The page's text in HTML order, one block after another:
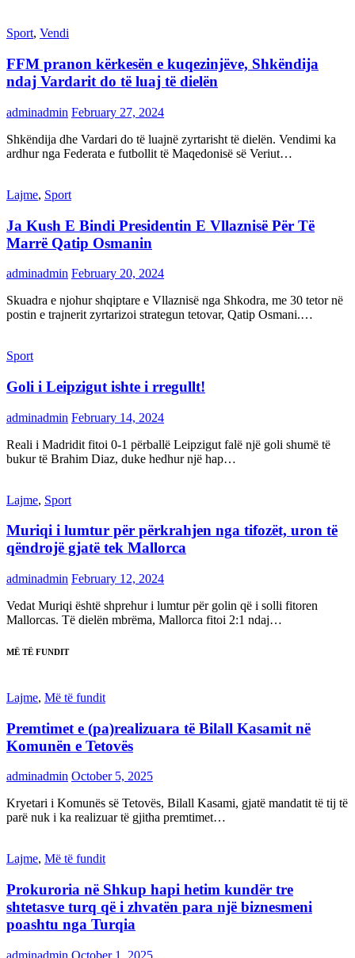
Sport, Vendi
FFM pranon kërkesën e kuqezinjëve, Shkëndija
ndaj Vardarit do të luaj të dielën
adminadmin February 27, 2024
Shkëndija dhe Vardari do të luajnë zyrtarisht të dielën. Vendimi ka
ardhur nga Federata e futbollit të Maqedonisë së Veriut…
Lajme, Sport
Ja Kush E Bindi Presidentin E Vllaznisë Për Të
Marrë Qatip Osmanin
adminadmin February 20, 2024
Skuadra e njohur shqiptare e Vllaznisë nga Shkodra, me 30 tetor në
postin e trajnerit zyrtarizoi strategun tetovar, Qatip Osmani.…
Sport
Goli i Leipzigut ishte i rregullt!
adminadmin February 14, 2024
Reali i Madridit fitoi 0-1 përballë Leipzigut falë një goli shumë të
bukur të Brahim Diaz, duke hedhur një hap…
Lajme, Sport
Muriqi i lumtur për përkrahjen nga tifozët, uron të
qëndrojë gjatë tek Mallorca
adminadmin February 12, 2024
Vedat Muriqi është shprehur i lumtur për golin që i solli fitoren
Mallorcas. Të dielën mbrëma, Mallorca fitoi 2:1 ndaj…
MË TË FUNDIT
Lajme, Më të fundit
Premtimet e (pa)realizuara të Bilall Kasamit në
Komunën e Tetovës
adminadmin October 5, 2025
Kryetari i Komunës së Tetovës, Bilall Kasami, gjatë mandatit të tij të
parë nuk i ka realizuar të gjitha premtimet…
Lajme, Më të fundit
Prokuroria në Shkup hapi hetim kundër tre
shtetasve turq që i zhvatën para një biznesmeni
poashtu nga Turqia
adminadmin October 1, 2025